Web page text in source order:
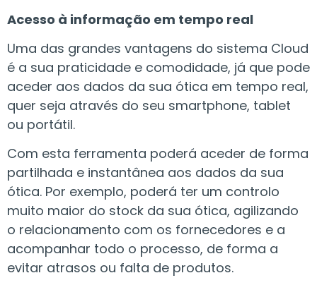
Acesso à informação em tempo real
Uma das grandes vantagens do sistema Cloud
é a sua praticidade e comodidade, já que pode
aceder aos dados da sua ótica em tempo real,
quer seja através do seu smartphone, tablet
ou portátil.
Com esta ferramenta poderá aceder de forma
partilhada e instantânea aos dados da sua
ótica. Por exemplo, poderá ter um controlo
muito maior do stock da sua ótica, agilizando
o relacionamento com os fornecedores e a
acompanhar todo o processo, de forma a
evitar atrasos ou falta de produtos.